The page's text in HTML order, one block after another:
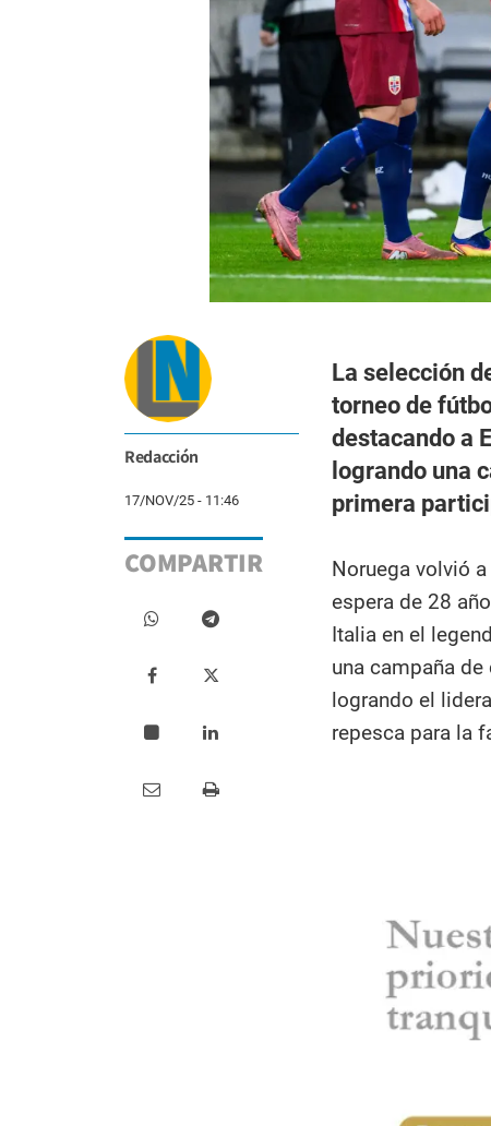
Redacción
17/NOV/25 - 11:46
COMPARTIR
La selección
torneo de
destacando a
logrando una
primera
Noruega volvió
espera de 28
Italia en el
una campaña
logrando el
repesca para la